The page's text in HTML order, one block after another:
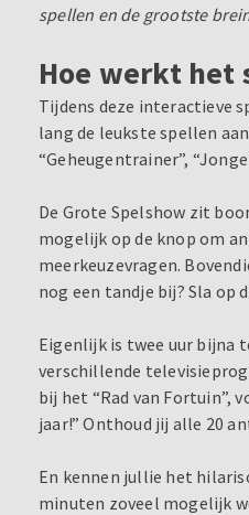
spellen en de grootste
Hoe werkt het
Tijdens deze interactieve
lang de leukste spellen
“Geheugentrainer”,
De Grote Spelshow zit
mogelijk op de knop om
meerkeuzevragen.
nog een tandje bij? Sla op
Eigenlijk is twee uur bijna
verschillende
bij het “Rad van Fortuin”,
jaar!” Onthoud jij alle 20
En kennen jullie het
minuten zoveel mogelijk